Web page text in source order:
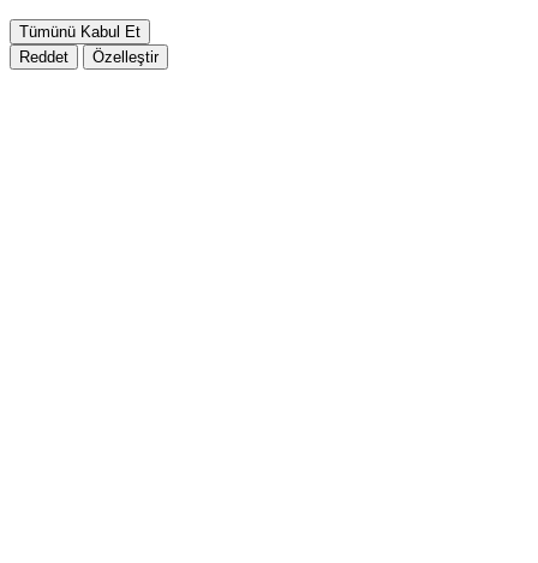
Tümünü Kabul Et
Reddet
Özelleştir